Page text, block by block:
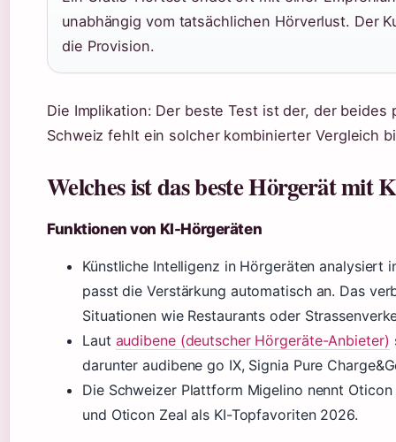
unabhängig vom tatsächlichen Hörverlust. Der
die Provision.
Die Implikation: Der beste Test ist der, der beides
Schweiz fehlt ein solcher kombinierter Vergleich
Welches ist das beste Hörgerät mit
Funktionen von KI-Hörgeräten
Künstliche Intelligenz in Hörgeräten analysiert
passt die Verstärkung automatisch an. Das
Situationen wie Restaurants oder
Laut audibene (deutscher Hörgeräte-Anbieter)
darunter audibene go IX, Signia Pure
Die Schweizer Plattform Migelino nennt
und Oticon Zeal als KI-Topfavoriten 2026.